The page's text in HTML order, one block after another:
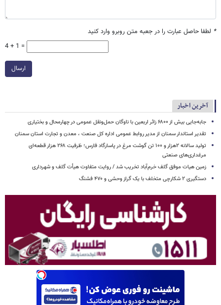
* لطفا حاصل عبارت را در جعبه متن روبرو وارد کنید
4 + 1 =
ارسال
آخرین اخبار
جابه‌جایی بیش از ۶۸۰۰ زائر اربعین با ناوگان حمل‌ونقل عمومی در چهارمحال و بختیاری
تقدیر استاندار سمنان از مدیر روابط عمومی اداره کل صنعت ، معدن و تجارت استان سمنان
تولید سالانه ۲هزار و ۱۰۰ تن گوشت مرغ در پاسارگاد فارس؛ ظرفیت ۲۶۸ هزار قطعه‌ای
مرغداری‌های صنعتی
زمین هیات موفق گلف خرم‌آباد تخریب شد / روایت متفاوت هیأت گلف و شهرداری
دستگیری ۲ شکارچی متخلف با یک گراز وحشی و ۴۷۰ فشنگ